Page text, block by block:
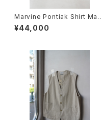
Marvine Pontiak Shirt Mak
ers / Polo SH
¥44,000